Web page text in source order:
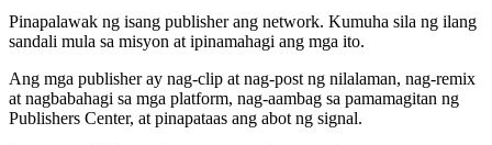
Pinapalawak ng isang publisher ang network. Kumuha sila ng ilang
sandali mula sa misyon at ipinamahagi ang mga ito.
Ang mga publisher ay nag-clip at nag-post ng nilalaman, nag-remix
at nagbabahagi sa mga platform, nag-aambag sa pamamagitan ng
Publishers Center, at pinapataas ang abot ng signal.